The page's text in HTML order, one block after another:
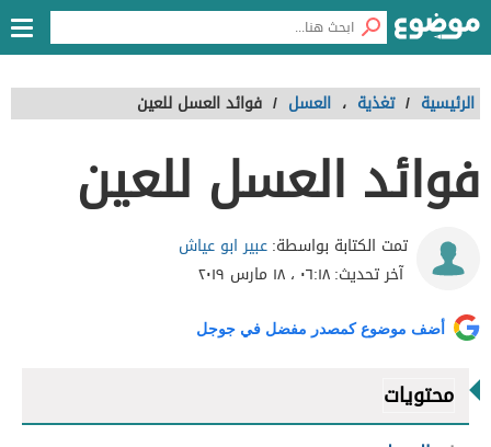
الرئيسية / تغذية ، العسل / فوائد العسل للعين
فوائد العسل للعين
تمت الكتابة بواسطة:عبير ابو عياش
آخر تحديث:٠٦:١٨ ، ١٨ مارس ٢٠١٩
أضف موضوع كمصدر مفضل في جوجل
محتويات